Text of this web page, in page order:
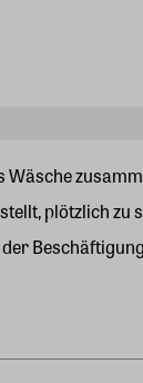
plötzlich zu